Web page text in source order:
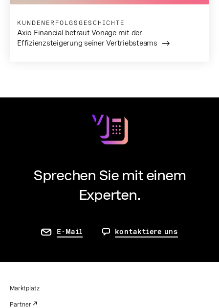
KUNDENERFOLGSGESCHICHTE
Axio Financial betraut Vonage mit der
Effizienzsteigerung seiner Vertriebsteams
Sprechen Sie mit einem
Experten.
E-Mail kontaktiere uns
Marktplatz
Partner